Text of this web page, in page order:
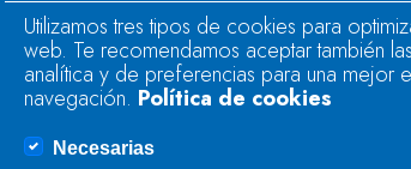
ayuntamientos.
Utilizamos tres tipos de cookies para
web. Te recomendamos aceptar también
analítica y de preferencias para una mejor
navegación. Política de cookies
Necesarias